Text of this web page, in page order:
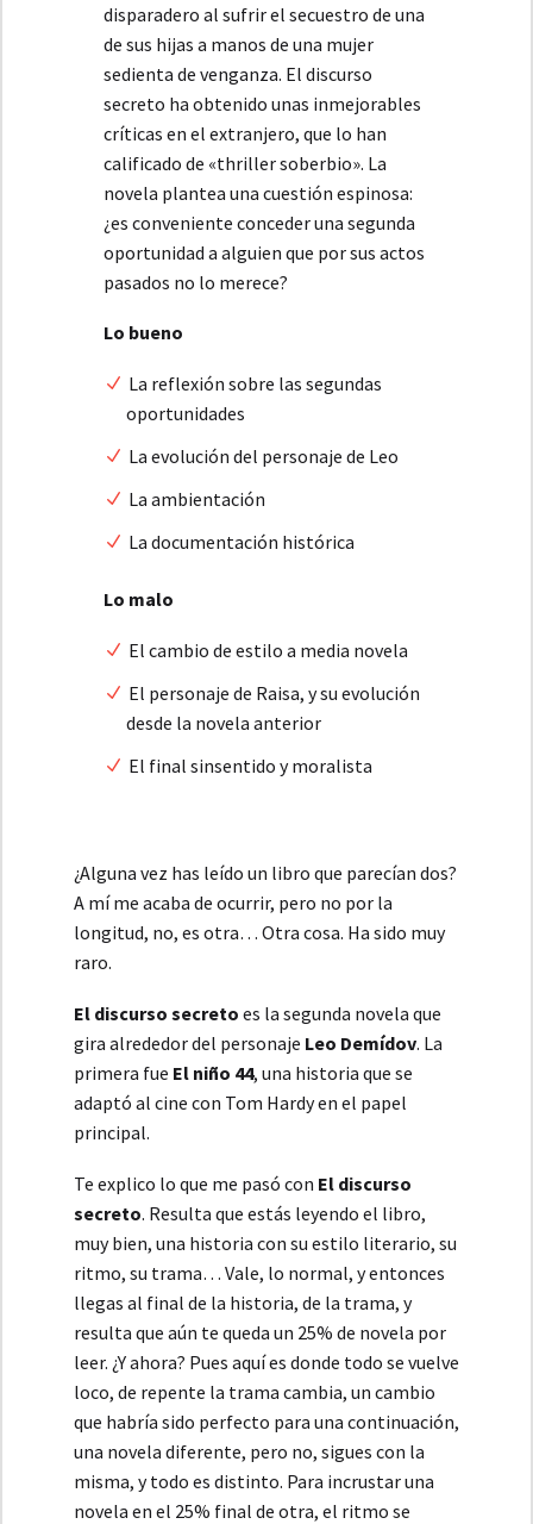
disparadero al sufrir el secuestro de una
de sus hijas a manos de una mujer
sedienta de venganza. El discurso
secreto ha obtenido unas inmejorables
críticas en el extranjero, que lo han
calificado de «thriller soberbio». La
novela plantea una cuestión espinosa:
¿es conveniente conceder una segunda
oportunidad a alguien que por sus actos
pasados no lo merece?
Lo bueno
La reflexión sobre las segundas
oportunidades
La evolución del personaje de Leo
La ambientación
La documentación histórica
Lo malo
El cambio de estilo a media novela
El personaje de Raisa, y su evolución
desde la novela anterior
El final sinsentido y moralista
¿Alguna vez has leído un libro que parecían dos?
A mí me acaba de ocurrir, pero no por la
longitud, no, es otra… Otra cosa. Ha sido muy
raro.
El discurso secreto es la segunda novela que
gira alrededor del personaje Leo Demídov. La
primera fue El niño 44, una historia que se
adaptó al cine con Tom Hardy en el papel
principal.
Te explico lo que me pasó con El discurso
secreto. Resulta que estás leyendo el libro,
muy bien, una historia con su estilo literario, su
ritmo, su trama… Vale, lo normal, y entonces
llegas al final de la historia, de la trama, y
resulta que aún te queda un 25% de novela por
leer. ¿Y ahora? Pues aquí es donde todo se vuelve
loco, de repente la trama cambia, un cambio
que habría sido perfecto para una continuación,
una novela diferente, pero no, sigues con la
misma, y todo es distinto. Para incrustar una
novela en el 25% final de otra, el ritmo se